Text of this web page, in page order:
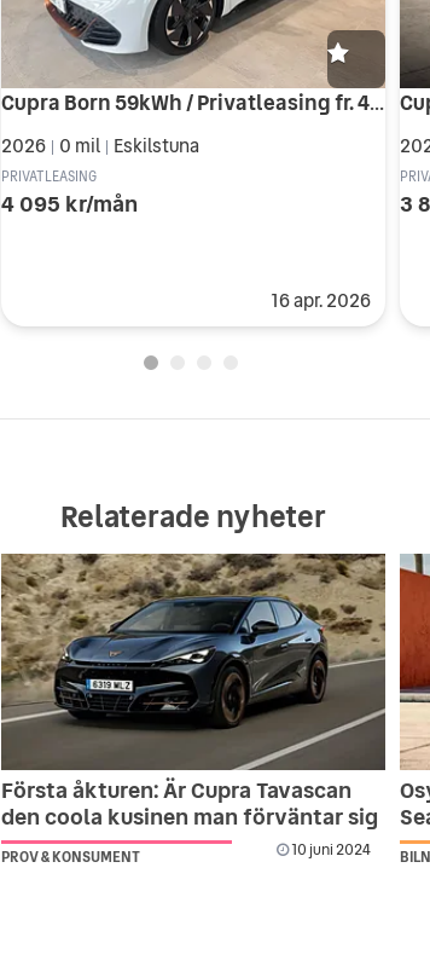
Cupra Born 59kWh / Privatleasing fr. 4.095:-/mån inkl v-hjul*
2026 | 0 mil | Eskilstuna
PRIVATLEASING
4 095 kr/mån
16 apr. 2026
3
Relaterade nyheter
Första åkturen: Är Cupra Tavascan
den coola kusinen man förväntar sig
PROV & KONSUMENT 10 juni 2024